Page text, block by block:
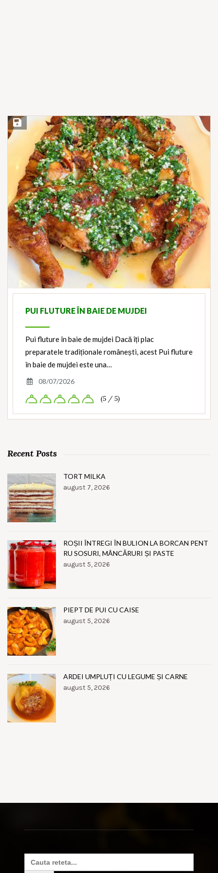
Save Recipe
PUI FLUTURE ÎN BAIE DE MUJDEI
Pui fluture în baie de mujdei Dacă îți plac
preparatele tradiționale românești, acest Pui fluture
în baie de mujdei este una…
08/07/2026
(5 / 5)
Recent Posts
TORT MILKA
august 7, 2026
ROȘII ÎNTREGI ÎN BULION LA BORCAN PENT
RU SOSURI, MÂNCĂRURI ȘI PASTE
august 5, 2026
PIEPT DE PUI CU CAISE
august 5, 2026
ARDEI UMPLUȚI CU LEGUME ȘI CARNE
august 5, 2026
Search
for: